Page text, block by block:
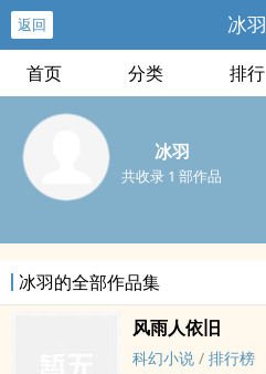
返回 冰羽
首页 分类 排行
冰羽
共收录 1 部作品
冰羽的全部作品集
风雨人依旧
科幻小说 / 排行榜